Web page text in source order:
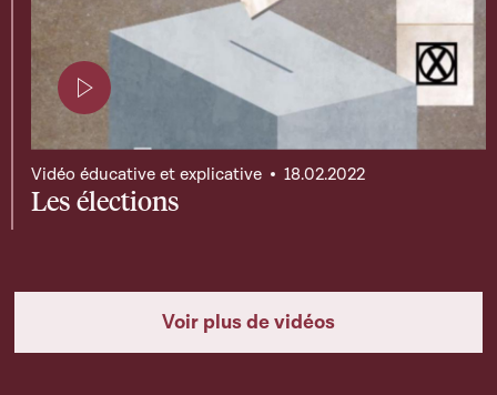
Les élections
Vidéo éducative et explicative 18.02.2022
Voir plus de vidéos